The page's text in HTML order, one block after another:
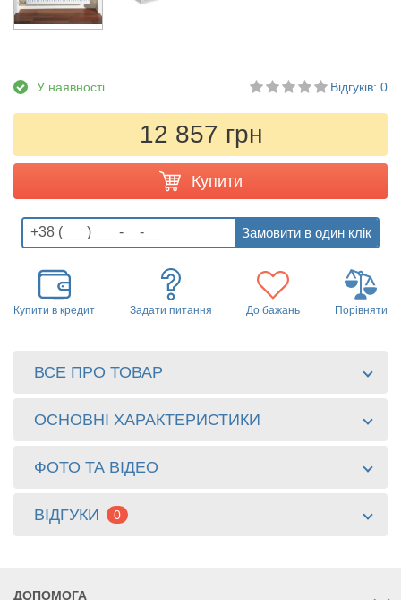
У наявності Відгуків: 0
12 857 грн
Купити
Купити в кредит Задати питання До бажань Порівняти
ВСЕ ПРО ТОВАР
ОСНОВНІ ХАРАКТЕРИСТИКИ
ФОТО ТА ВІДЕО
ВІДГУКИ 0
ДОПОМОГА